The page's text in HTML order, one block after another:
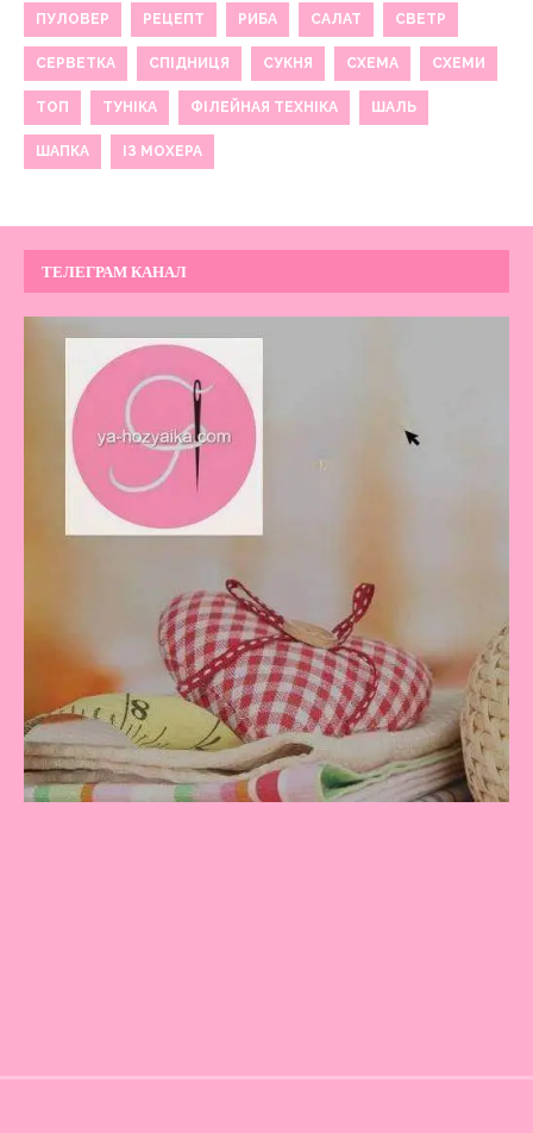
ПУЛОВЕР РЕЦЕПТ РИБА САЛАТ СВЕТР
СЕРВЕТКА СПІДНИЦЯ СУКНЯ СХЕМА СХЕМИ
ТОП ТУНІКА ФІЛЕЙНАЯ ТЕХНІКА ШАЛЬ
ШАПКА ІЗ МОХЕРА
ТЕЛЕГРАМ КАНАЛ